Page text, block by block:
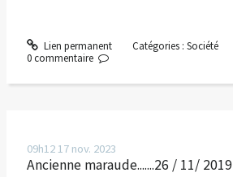
Lien permanent Catégories : Société
0 commentaire
09h1217 nov. 2023
Ancienne maraude.......26 / 11/ 2019